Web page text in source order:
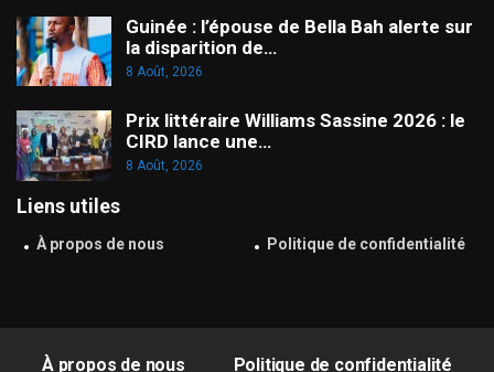
Guinée : l’épouse de Bella Bah alerte sur
la disparition de…
8 Août, 2026
Prix littéraire Williams Sassine 2026 : le
CIRD lance une…
8 Août, 2026
Liens utiles
À propos de nous Politique de confidentialité
À propos de nous Politique de confidentialité